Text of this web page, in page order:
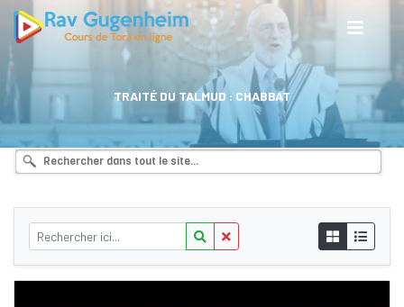
TRAITÉ DU TALMUD : CHABBAT